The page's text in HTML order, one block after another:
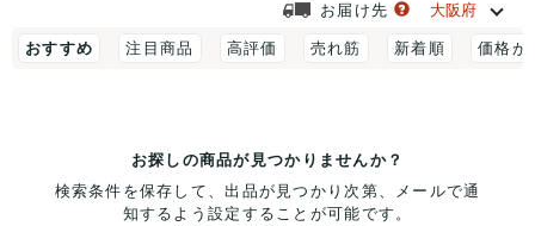
お届け先
おすすめ 注目商品 高評価 売れ筋 新着順 価格が
お探しの商品が見つかりませんか？
検索条件を保存して、出品が見つかり次第、メールで通
知するよう設定することが可能です。